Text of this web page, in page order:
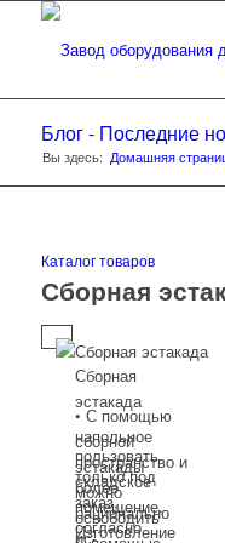
Блог - Последние
Вы здесь: Домашняя
Каталог товаров
Сборная
Сборная
эстакада
• С помощью
сборной
эстакады
можно
освободить
напольное
пространство и
более
рационально
ис-
пользовать
складское
помещение.
Изготовление
только под
заказ,
согласно